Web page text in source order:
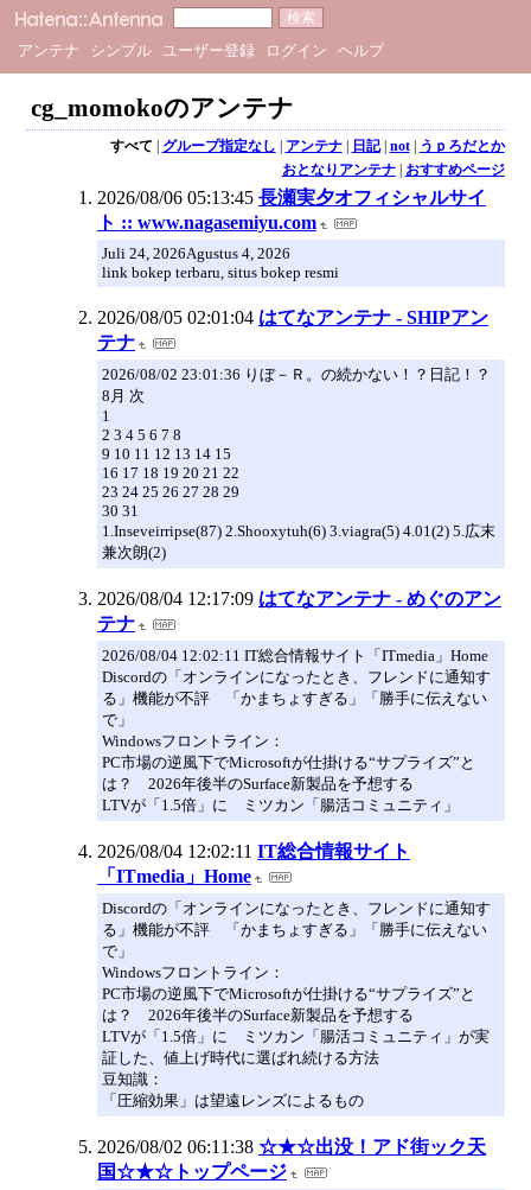
アンテナ シンプル ユーザー登録 ログイン ヘルプ
cg_momokoのアンテナ
すべて | グループ指定なし | アンテナ| 日記| not| うｐろだとか
おとなりアンテナ| おすすめページ
2026/08/06 05:13:45 長瀬実夕オフィシャルサイ
ト :: www.nagasemiyu.com
Juli 24, 2026Agustus 4, 2026
link bokep terbaru, situs bokep resmi
2026/08/05 02:01:04 はてなアンテナ - SHIPアン
テナ
2026/08/02 23:01:36 りぼ－Ｒ。の続かない！？日記！？
8月 次
1
2 3 4 5 6 7 8
9 10 11 12 13 14 15
16 17 18 19 20 21 22
23 24 25 26 27 28 29
30 31
1.Inseveirripse(87) 2.Shooxytuh(6) 3.viagra(5) 4.01(2) 5.広末
兼次朗(2)
2026/08/04 12:17:09 はてなアンテナ - めぐのアン
テナ
2026/08/04 12:02:11 IT総合情報サイト「ITmedia」Home
Discordの「オンラインになったとき、フレンドに通知す
る」機能が不評 「かまちょすぎる」「勝手に伝えない
で」
Windowsフロントライン：
PC市場の逆風下でMicrosoftが仕掛ける“サプライズ”と
は？ 2026年後半のSurface新製品を予想する
LTVが「1.5倍」に ミツカン「腸活コミュニティ」
2026/08/04 12:02:11 IT総合情報サイト
「ITmedia」Home
Discordの「オンラインになったとき、フレンドに通知す
る」機能が不評 「かまちょすぎる」「勝手に伝えない
で」
Windowsフロントライン：
PC市場の逆風下でMicrosoftが仕掛ける“サプライズ”と
は？ 2026年後半のSurface新製品を予想する
LTVが「1.5倍」に ミツカン「腸活コミュニティ」が実
証した、値上げ時代に選ばれ続ける方法
豆知識：
「圧縮効果」は望遠レンズによるもの
2026/08/02 06:11:38 ☆★☆出没！アド街ック天
国☆★☆トップページ